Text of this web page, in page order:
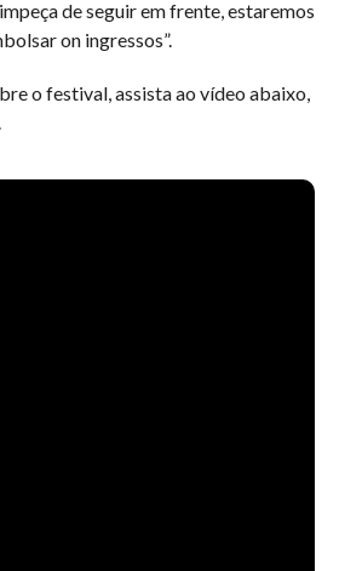
de seguir em frente, estaremos
on ingressos”.
o festival, assista ao vídeo abaixo,